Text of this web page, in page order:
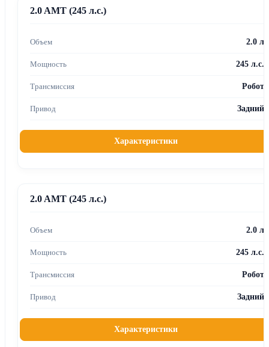
2.0 AMT (245 л.с.)
2.0 л
245 л.с.
Робот
Задний
Характеристики
2.0 AMT (245 л.с.)
2.0 л
245 л.с.
Робот
Задний
Характеристики